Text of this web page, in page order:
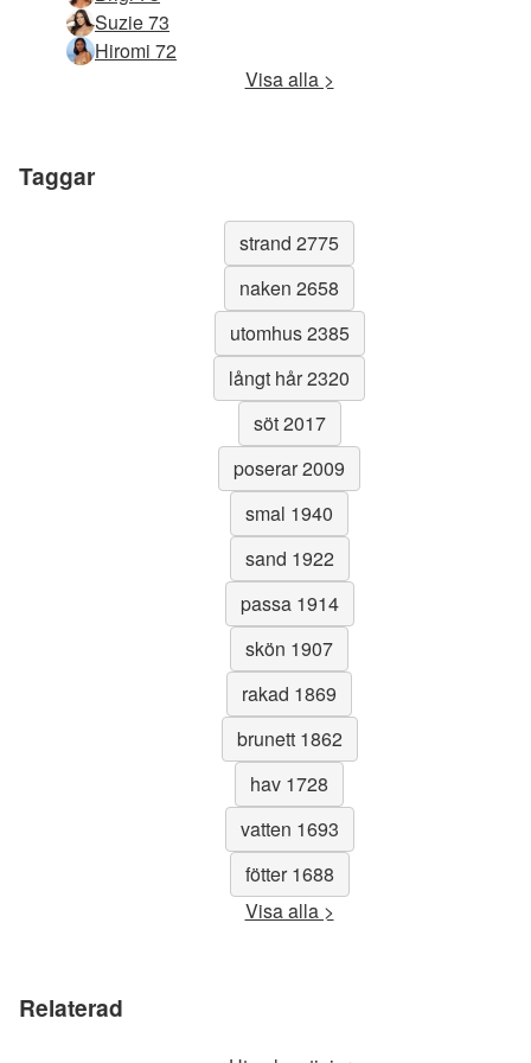
Suzie 73
Hiromi 72
Visa alla >
Taggar
strand 2775
naken 2658
utomhus 2385
långt hår 2320
söt 2017
poserar 2009
smal 1940
sand 1922
passa 1914
skön 1907
rakad 1869
brunett 1862
hav 1728
vatten 1693
fötter 1688
Visa alla >
Relaterad